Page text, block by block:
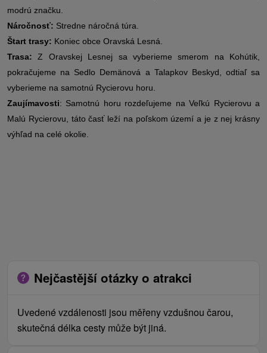
modrú značku.
Náročnosť: Stredne náročná túra.
Štart trasy: Koniec obce Oravská Lesná.
Trasa: Z Oravskej Lesnej sa vyberieme smerom na Kohútik,
pokračujeme na Sedlo Demänová a Talapkov Beskyd, odtiaľ sa
vyberieme na samotnú Rycierovu horu.
Zaujímavosti: Samotnú horu rozdeľujeme na Veľkú Rycierovu a
Malú Rycierovu, táto časť leží na poľskom území a je z nej krásny
výhľad na celé okolie.
Nejčastější otázky o atrakci
Uvedené vzdálenosti jsou měřeny vzdušnou čarou,
skutečná délka cesty může být jiná.